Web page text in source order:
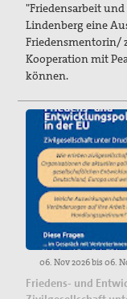
Newsletter
Bausteine für
Ukrainekonflikt
Suche
"Friedensarbeit
Lindenberg eine
Friedensmentorin/
Kooperation mit
können.
Friedens- und